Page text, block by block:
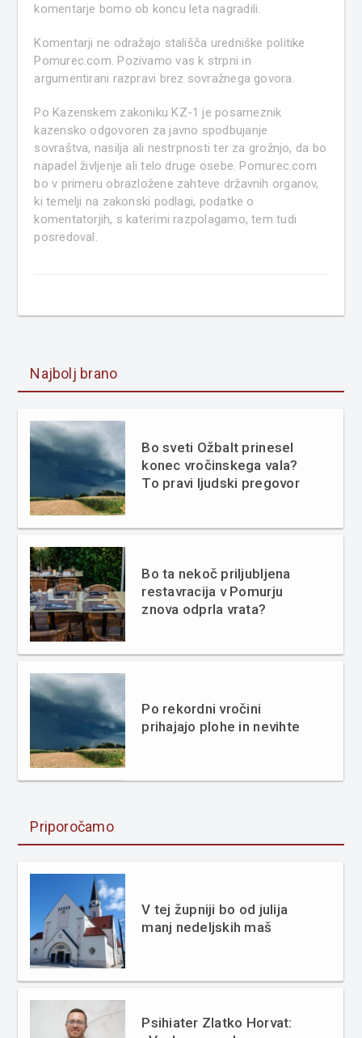
komentarje bomo ob koncu leta nagradili.
Komentarji ne odražajo stališča uredniške politike
Pomurec.com. Pozivamo vas k strpni in
argumentirani razpravi brez sovražnega govora.
Po Kazenskem zakoniku KZ-1 je posameznik
kazensko odgovoren za javno spodbujanje
sovraštva, nasilja ali nestrpnosti ter za grožnjo, da bo
napadel življenje ali telo druge osebe. Pomurec.com
bo v primeru obrazložene zahteve državnih organov,
ki temelji na zakonski podlagi, podatke o
komentatorjih, s katerimi razpolagamo, tem tudi
posredoval.
Najbolj brano
Bo sveti Ožbalt prinesel
konec vročinskega vala?
To pravi ljudski pregovor
Bo ta nekoč priljubljena
restavracija v Pomurju
znova odprla vrata?
Po rekordni vročini
prihajajo plohe in nevihte
Priporočamo
V tej župniji bo od julija
manj nedeljskih maš
Psihiater Zlatko Horvat: